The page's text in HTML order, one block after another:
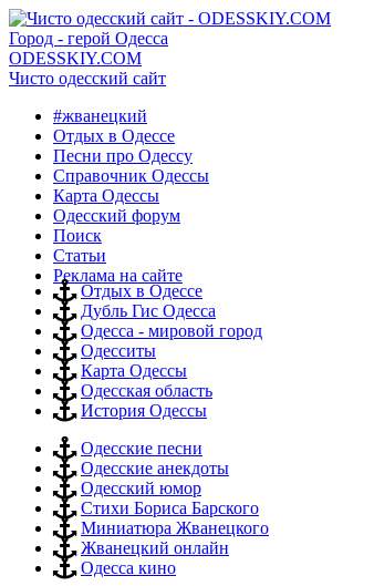
Город - герой Одесса
ODESSKIY.COM
Чисто одесский сайт
#жванецкий
Отдых в Одессе
Песни про Одессу
Справочник Одессы
Карта Одессы
Одесский форум
Поиск
Статьи
Реклама на сайте
Отдых в Одессе
Дубль Гис Одесса
Одесса - мировой город
Одесситы
Карта Одессы
Одесская область
История Одессы
Одесские песни
Одесские анекдоты
Одесский юмор
Стихи Бориса Барского
Миниатюра Жванецкого
Жванецкий онлайн
Одесса кино